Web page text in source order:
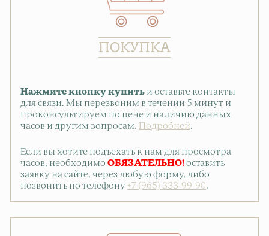
ПОКУПКА
Нажмите кнопку купить и оставьте контакты
для связи. Мы перезвоним в течении 5 минут и
проконсультируем по цене и наличию данных
часов и другим вопросам.
Подробней.
Если вы хотите подъехать к нам для просмотра
часов, необходимо ОБЯЗАТЕЛЬНО! оставить
заявку на сайте, через любую форму, либо
позвонить по телефону +7 (965) 333-99-90.